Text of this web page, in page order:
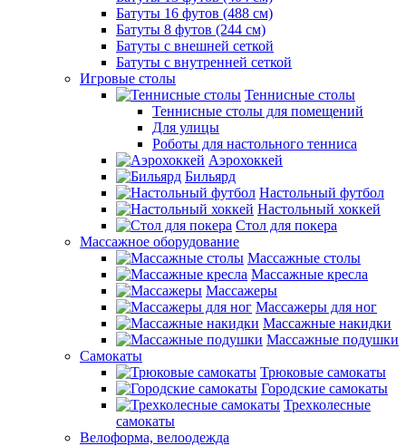
Батуты 16 футов (488 см)
Батуты 8 футов (244 см)
Батуты с внешней сеткой
Батуты с внутренней сеткой
Игровые столы
Теннисные столы
Теннисные столы для помещений
Для улицы
Роботы для настольного тенниса
Аэрохоккей
Бильярд
Настольный футбол
Настольный хоккей
Стол для покера
Массажное оборудование
Массажные столы
Массажные кресла
Массажеры
Массажеры для ног
Массажные накидки
Массажные подушки
Самокаты
Трюковые самокаты
Городские самокаты
Трехколесные
самокаты
Велоформа, велоодежда